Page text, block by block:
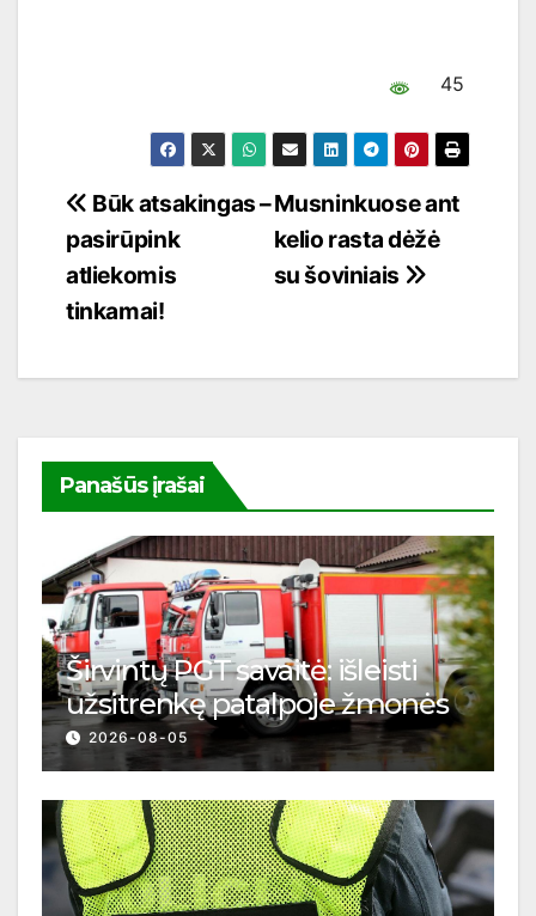
45
Navigacija
tarp
įrašų
Musninkuose ant
kelio rasta dėžė
su šoviniais
Būk atsakingas –
pasirūpink
atliekomis
tinkamai!
Panašūs įrašai
Širvintų PGT savaitė: išleisti
užsitrenkę patalpoje žmonės
2026-08-05